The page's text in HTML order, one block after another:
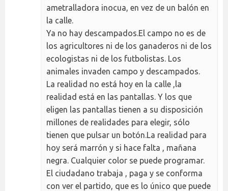
ametralladora inocua, en vez de un balón en
la calle.
Ya no hay descampados.El campo no es de
los agricultores ni de los ganaderos ni de los
ecologistas ni de los futbolistas. Los
animales invaden campo y descampados.
La realidad no está hoy en la calle ,la
realidad está en las pantallas. Y los que
eligen las pantallas tienen a su disposición
millones de realidades para elegir, sólo
tienen que pulsar un botón.La realidad para
hoy será marrón y si hace falta , mañana
negra. Cualquier color se puede programar.
El ciudadano trabaja , paga y se conforma
con ver el partido, que es lo único que puede